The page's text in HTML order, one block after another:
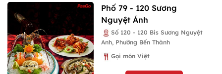
Phố 79 - 120 Sương
Nguyệt Ánh
Số 120 - 120 Bis Sương Nguyệt
Anh, Phường Bến Thành
Gọi món Việt